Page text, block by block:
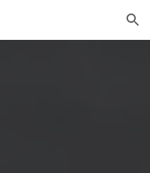
Skip to navigation